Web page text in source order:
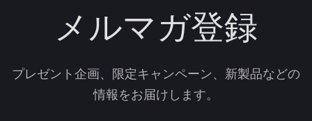
メルマガ登録
プレゼント企画、限定キャンペーン、新製品などの
情報をお届けします。